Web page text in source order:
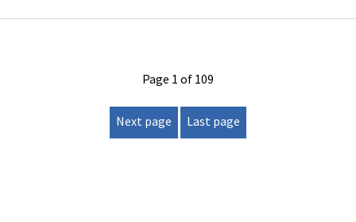
Page 1 of 109
Next page Last page